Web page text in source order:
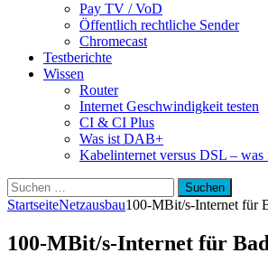
Pay TV / VoD
Öffentlich rechtliche Sender
Chromecast
Testberichte
Wissen
Router
Internet Geschwindigkeit testen
CI & CI Plus
Was ist DAB+
Kabelinternet versus DSL – was
Suchen
nach:
StartseiteNetzausbau100-MBit/s-Internet für
100-MBit/s-Internet für